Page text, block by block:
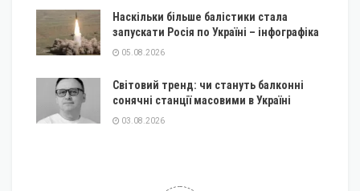
Наскільки більше балістики стала
запускати Росія по Україні – інфографіка
05.08.2026
Світовий тренд: чи стануть балконні
сонячні станції масовими в Україні
03.08.2026